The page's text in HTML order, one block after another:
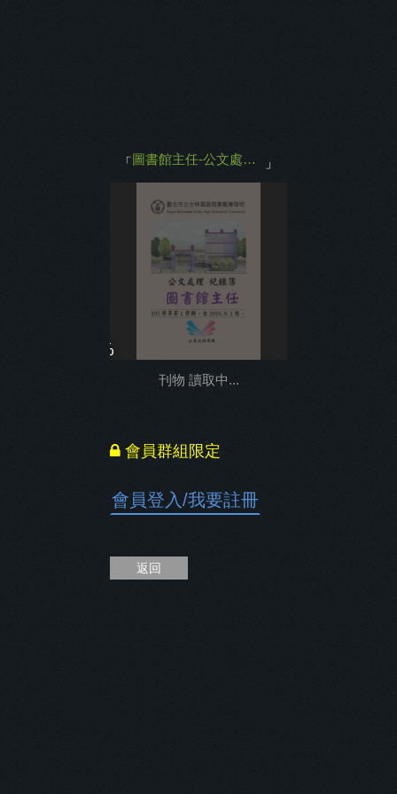
「 圖書館主任-公文處理紀錄簿(105學年第1學期) 」
0%
刊物 讀取中...
會員群組限定
會員登入/我要註冊
返回